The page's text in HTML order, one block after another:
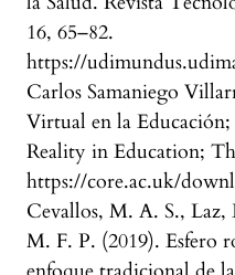
16, 65–82.
https://
Carlos Samaniego
Virtual en la
Reality in Education;
https://core.ac.uk/
Cevallos, M. A. S.,
M. F. P. (2019). Esfero